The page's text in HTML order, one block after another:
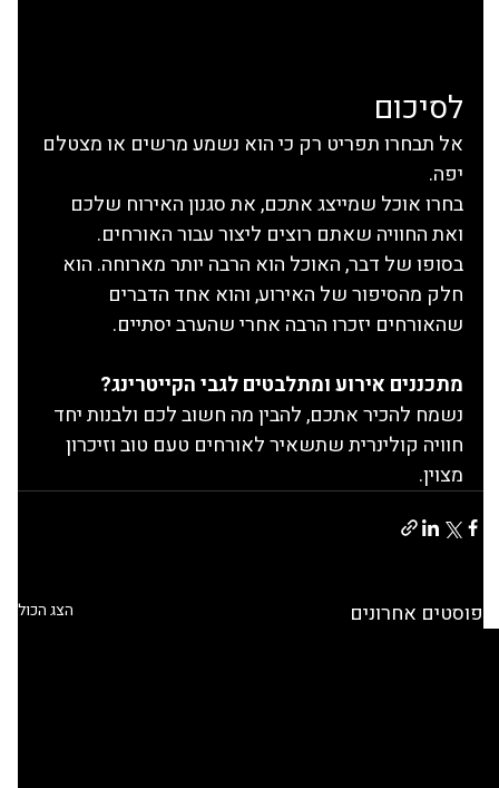
לסיכום
אל תבחרו תפריט רק כי הוא נשמע מרשים או מצטלם
יפה.
בחרו אוכל שמייצג אתכם, את סגנון האירוח שלכם
ואת החוויה שאתם רוצים ליצור עבור האורחים.
בסופו של דבר, האוכל הוא הרבה יותר מארוחה. הוא
חלק מהסיפור של האירוע, והוא אחד הדברים
שהאורחים יזכרו הרבה אחרי שהערב יסתיים.
מתכננים אירוע ומתלבטים לגבי הקייטרינג?
נשמח להכיר אתכם, להבין מה חשוב לכם ולבנות יחד
חוויה קולינרית שתשאיר לאורחים טעם טוב וזיכרון
מצוין.
פוסטים אחרונים הצג הכול